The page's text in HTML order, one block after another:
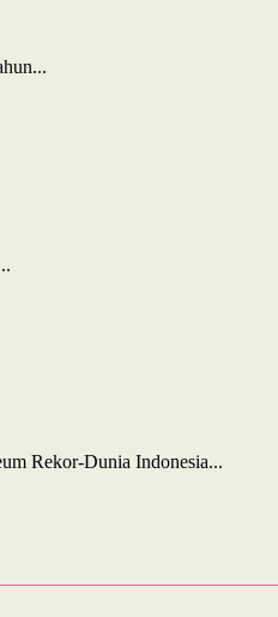
Rekor-Dunia Indonesia...